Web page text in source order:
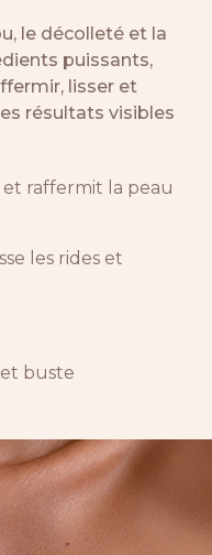
le décolleté et la
puissants,
lisser et
résultats visibles
et raffermit la peau
les rides et
buste